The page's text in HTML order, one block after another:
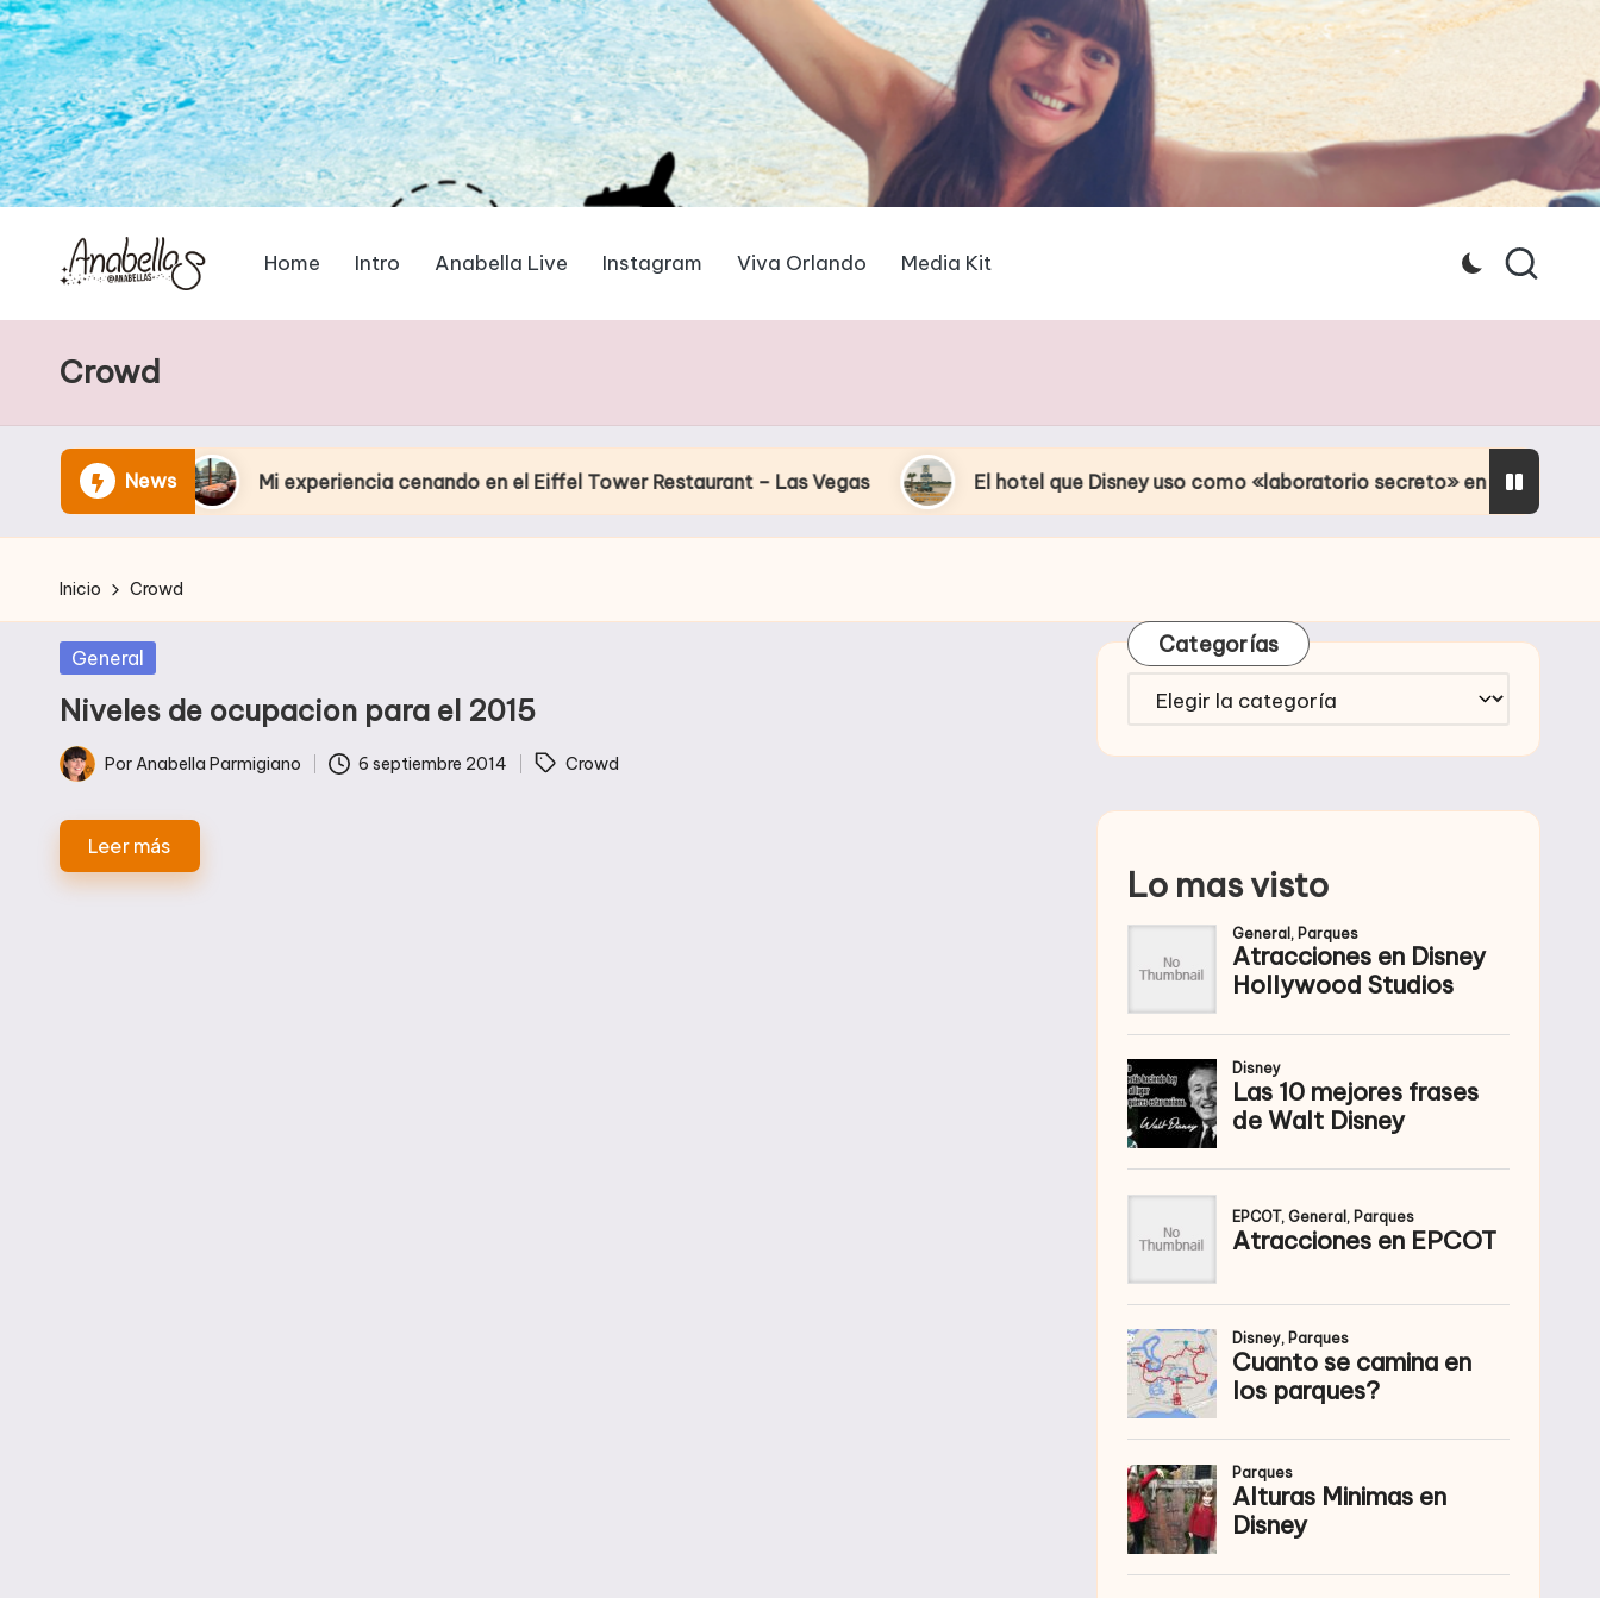
Home Intro Anabella Live Instagram Viva Orlando Media Kit
Crowd
News
Mi experiencia cenando en el Eiffel Tower Restaurant – Las Vegas El hotel que Disney uso como «laboratorio secreto» en Orlando
Inicio Crowd
Publicada
General
Niveles de ocupacion para el 2015
Publicado
Por Anabella Parmigiano 6 septiembre 2014
Etiquetas: Crowd
Leer más
Categorías
Categorías
Lo mas visto